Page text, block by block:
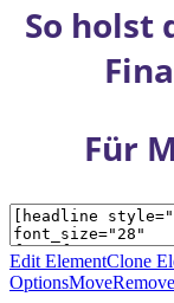
So holst
Für
Edit ElementClone
OptionsMove